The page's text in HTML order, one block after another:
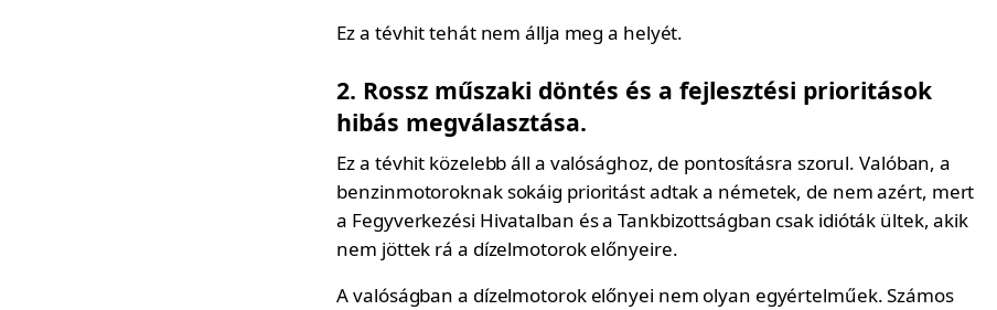
Ez a tévhit tehát nem állja meg a helyét.
2. Rossz műszaki döntés és a fejlesztési prioritások
hibás megválasztása.
Ez a tévhit közelebb áll a valósághoz, de pontosításra szorul. Valóban, a
benzinmotoroknak sokáig prioritást adtak a németek, de nem azért, mert
a Fegyverkezési Hivatalban és a Tankbizottságban csak idióták ültek, akik
nem jöttek rá a dízelmotorok előnyeire.
A valóságban a dízelmotorok előnyei nem olyan egyértelműek. Számos